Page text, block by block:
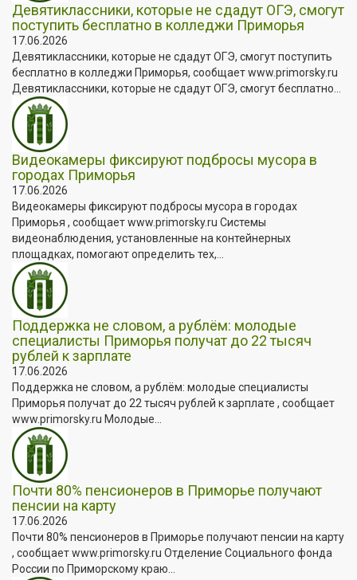
Девятиклассники, которые не сдадут ОГЭ, смогут
поступить бесплатно в колледжи Приморья
17.06.2026
Девятиклассники, которые не сдадут ОГЭ, смогут поступить
бесплатно в колледжи Приморья, сообщает www.primorsky.ru
Девятиклассники, которые не сдадут ОГЭ, смогут бесплатно...
Видеокамеры фиксируют подбросы мусора в
городах Приморья
17.06.2026
Видеокамеры фиксируют подбросы мусора в городах
Приморья , сообщает www.primorsky.ru Системы
видеонаблюдения, установленные на контейнерных
площадках, помогают определить тех,...
Поддержка не словом, а рублём: молодые
специалисты Приморья получат до 22 тысяч
рублей к зарплате
17.06.2026
Поддержка не словом, а рублём: молодые специалисты
Приморья получат до 22 тысяч рублей к зарплате , сообщает
www.primorsky.ru Молодые...
Почти 80% пенсионеров в Приморье получают
пенсии на карту
17.06.2026
Почти 80% пенсионеров в Приморье получают пенсии на карту
, сообщает www.primorsky.ru Отделение Социального фонда
России по Приморскому краю...